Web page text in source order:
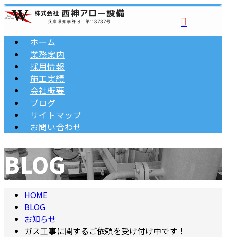
ホーム
業務案内
採用情報
施工実績
会社概要
ブログ
サイトマップ
お問い合わせ
BLOG
HOME
BLOG
お知らせ
ガス工事に関するご依頼を受け付け中です！